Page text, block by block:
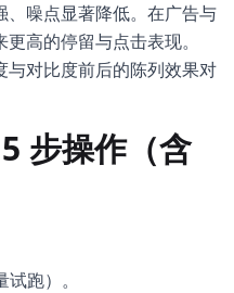
噪点显著降低。在广告与
高的停留与点击表现。
与对比度前后的陈列效果对
步操作（含
跑）。